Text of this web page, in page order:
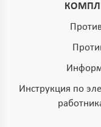
Инструкция по